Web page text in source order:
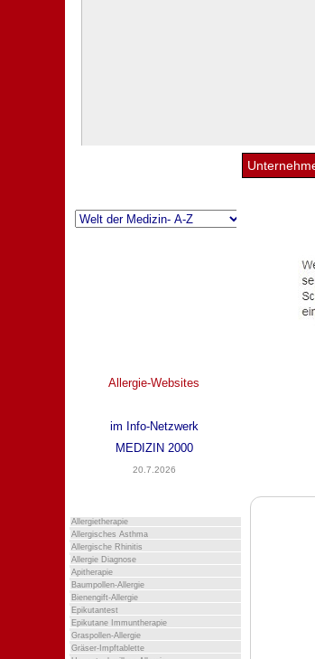
Allergie-Websites
im Info-Netzwerk
MEDIZIN 2000
20.7.2026
Allergietherapie
Allergisches Asthma
Allergische Rhinitis
Allergie Diagnose
Apitherapie
Baumpollen-Allergie
Bienengift-Allergie
Epikutantest
Epikutane Immuntherapie
Graspollen-Allergie
Gräser-Impftablette